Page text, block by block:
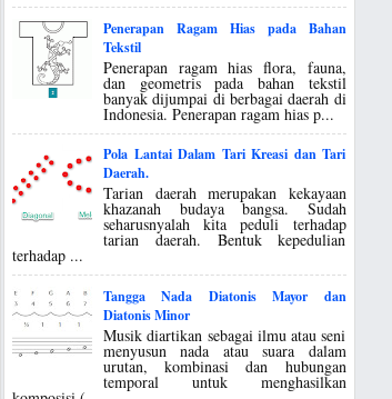
Penerapan Ragam Hias pada Bahan
Tekstil
Penerapan ragam hias flora, fauna,
dan geometris pada bahan tekstil
banyak dijumpai di berbagai daerah di
Indonesia. Penerapan ragam hias p...
Pola Lantai Dalam Tari Kreasi dan Tari
Daerah.
Tarian daerah merupakan kekayaan
khazanah budaya bangsa. Sudah
seharusnyalah kita peduli terhadap
tarian daerah. Bentuk kepedulian
terhadap ...
Tangga Nada Diatonis Mayor dan
Diatonis Minor
Musik diartikan sebagai ilmu atau seni
menyusun nada atau suara dalam
urutan, kombinasi dan hubungan
temporal untuk menghasilkan